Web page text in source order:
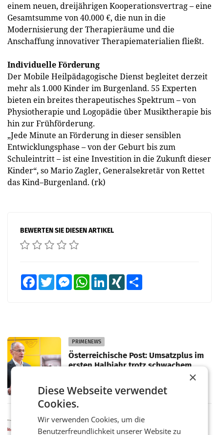
einem neuen, dreijährigen Kooperationsvertrag – eine
Gesamtsumme von 40.000 €, die nun in die
Modernisierung der Therapieräume und die
Anschaffung innovativer Therapiematerialien fließt.
Individuelle Förderung
Der Mobile Heilpädagogische Dienst begleitet derzeit
mehr als 1.000 Kinder im Burgenland. 55 Experten
bieten ein breites therapeutisches Spektrum – von
Physiotherapie und Logopädie über Musiktherapie bis
hin zur Frühförderung.
„Jede Minute an Förderung in dieser sensiblen
Entwicklungsphase – von der Geburt bis zum
Schuleintritt – ist eine Investition in die Zukunft dieser
Kinder“, so Mario Zagler, Generalsekretär von Rettet
das Kind–Burgenland. (rk)
BEWERTEN SIE DIESEN ARTIKEL
FacebookTwitter MessengerWhatsAppLinkedInXING
PRIMENEWS
Österreichische Post: Umsatzplus im
ersten Halbjahr trotz schwachem
WIEN Die Österreichische Post AG hat im
ersten Halbjahr 2026 einen Konzernumsatz
von 1.544,0 Mio. EUR erwirtschaftet, was
einem Plus von 3,8 Prozent gegenüber dem
MARKETING & MEDIA
ProSiebenSat.1 spart und macht
×
Diese Webseite verwendet
Cookies.
Wir verwenden Cookies, um die
Benutzerfreundlichkeit unserer Website zu